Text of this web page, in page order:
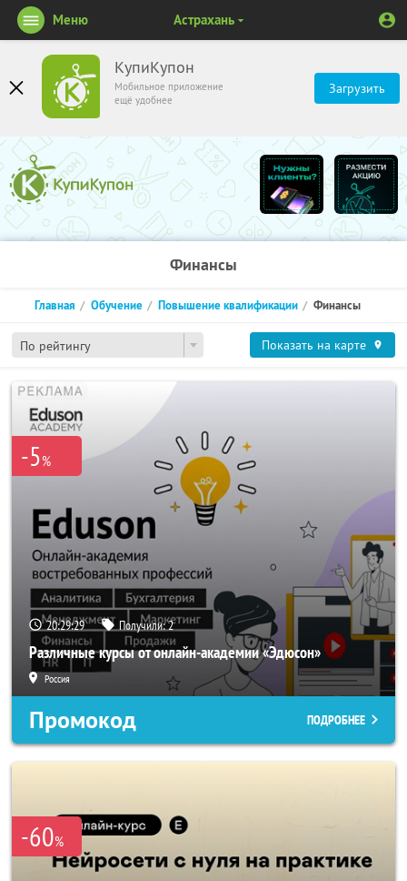
КупиКупон
Мобильное приложение
ещё удобнее
Загрузить
Меню Астрахань
Финансы
По рейтингу
Главная Обучение Повышение квалификации Финансы
Показать на карте
-5%
20:29:29 Получили:2
Различные курсы от онлайн-академии «Эдюсон»
Россия
Промокод ПОДРОБНЕЕ
-60%